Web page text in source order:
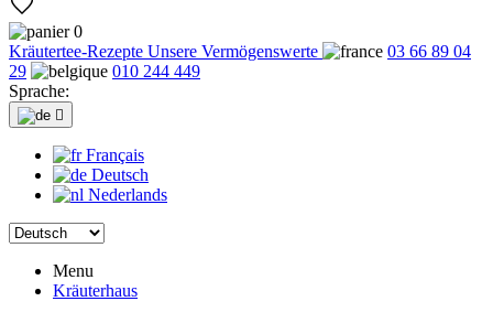
0
Kräutertee-Rezepte Unsere Vermögenswerte
03 66 89 04
29
010 244 449
Sprache:

Français
Deutsch
Nederlands
Menu
Kräuterhaus